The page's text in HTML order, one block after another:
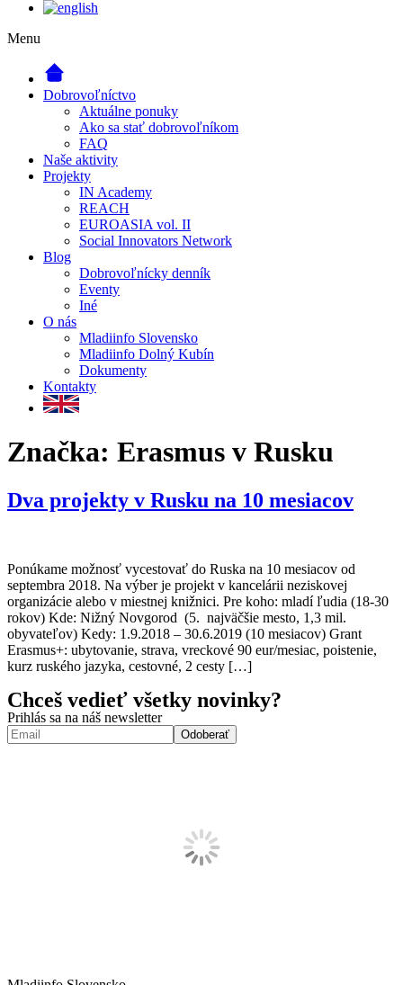
Menu
Dobrovoľníctvo
Aktuálne ponuky
Ako sa stať dobrovoľníkom
FAQ
Naše aktivity
Projekty
IN Academy
REACH
EUROASIA vol. II
Social Innovators Network
Blog
Dobrovoľnícky denník
Eventy
Iné
O nás
Mladiinfo Slovensko
Mladiinfo Dolný Kubín
Dokumenty
Kontakty
Značka: Erasmus v Rusku
Dva projekty v Rusku na 10 mesiacov
Ponúkame možnosť vycestovať do Ruska na 10 mesiacov od
septembra 2018. Na výber je projekt v kancelárii neziskovej
organizácie alebo v miestnej knižnici. Pre koho: mladí ľudia (18-30
rokov) Kde: Nižný Novgorod (5. najväčšie mesto, 1,3 mil.
obyvateľov) Kedy: 1.9.2018 – 30.6.2019 (10 mesiacov) Grant
Erasmus+: ubytovanie, strava, vreckové 90 eur/mesiac, poistenie,
kurz ruského jazyka, cestovné, 2 cesty […]
Chceš vedieť všetky novinky?
Prihlás sa na náš newsletter